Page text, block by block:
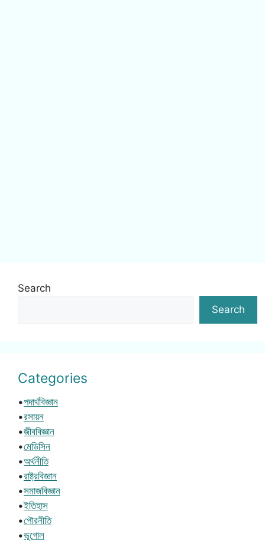
Search
Search
Categories
•পদার্থবিজ্ঞান
•রসায়ন
•জীববিজ্ঞান
•মেডিসিন
•অর্থনীতি
•রাষ্ট্রবিজ্ঞান
•সমাজবিজ্ঞান
•ইতিহাস
•পৌরনীতি
•ভূগোল